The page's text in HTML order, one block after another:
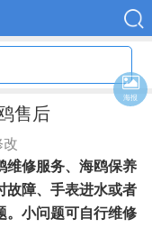
售后
改
修服务、海鸥保养
故障、手表进水或者
。小问题可自行维修
海报